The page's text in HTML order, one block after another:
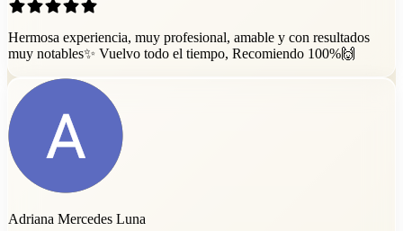
Hermosa experiencia, muy profesional, amable y con resultados
muy notables✨ Vuelvo todo el tiempo, Recomiendo 100%🙌
Adriana Mercedes Luna